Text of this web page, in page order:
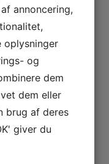
Maps
annoncering,
oplysninger
og
dem
dem eller
brug af deres
giver du